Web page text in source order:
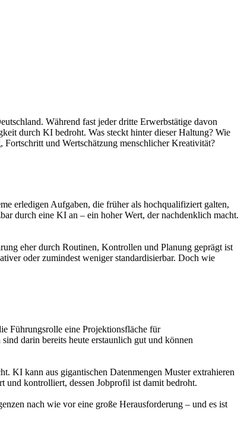
Während fast jeder dritte Erwerbstätige davon
durch KI bedroht. Was steckt hinter dieser Haltung? Wie
und Wertschätzung menschlicher Kreativität?
erledigen Aufgaben, die früher als hochqualifiziert galten,
durch eine KI an – ein hoher Wert, der nachdenklich macht.
eher durch Routinen, Kontrollen und Planung geprägt ist
oder zumindest weniger standardisierbar. Doch wie
Führungsrolle eine Projektionsfläche für
darin bereits heute erstaunlich gut und können
KI kann aus gigantischen Datenmengen Muster extrahieren
und kontrolliert, dessen Jobprofil ist damit bedroht.
nach wie vor eine große Herausforderung – und es ist